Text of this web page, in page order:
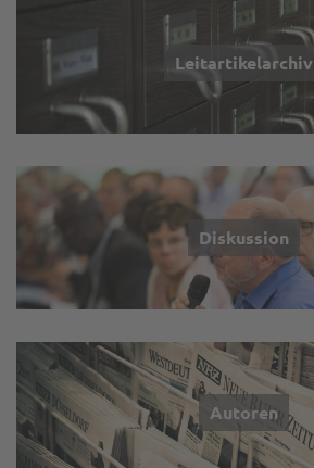
Leitartikelarchiv
Diskussion
Autoren